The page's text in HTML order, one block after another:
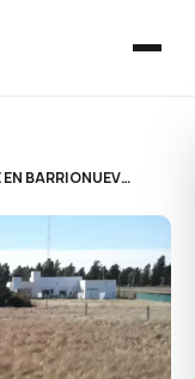
LOTE EN BARRIONUEVO 3200 – 1085 mts2.